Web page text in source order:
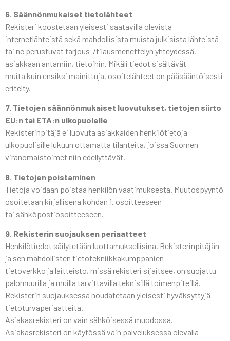
6. Säännönmukaiset tietolähteet
Rekisteri koostetaan yleisesti saatavilla olevista
internetlähteistä sekä mahdollisista muista julkisista lähteistä
tai ne perustuvat tarjous-/tilausmenettelyn yhteydessä,
asiakkaan antamiin, tietoihin. Mikäli tiedot sisältävät
muita kuin ensiksi mainittuja, osoitelähteet on pääsääntöisesti
eritelty.
7. Tietojen säännönmukaiset luovutukset, tietojen siirto
EU:n tai ETA:n ulkopuolelle
Rekisterinpitäjä ei luovuta asiakkaiden henkilötietoja
ulkopuolisille lukuun ottamatta tilanteita, joissa Suomen
viranomaistoimet niin edellyttävät.
8. Tietojen poistaminen
Tietoja voidaan poistaa henkilön vaatimuksesta. Muutospyyntö
osoitetaan kirjallisena kohdan 1. osoitteeseen
tai sähköpostiosoitteeseen.
9. Rekisterin suojauksen periaatteet
Henkilötiedot säilytetään luottamuksellisina. Rekisterinpitäjän
ja sen mahdollisten tietotekniikkakumppanien
tietoverkko ja laitteisto, missä rekisteri sijaitsee, on suojattu
palomuurilla ja muilla tarvittavilla teknisillä toimenpiteillä.
Rekisterin suojauksessa noudatetaan yleisesti hyväksyttyjä
tietoturvaperiaatteita.
Asiakasrekisteri on vain sähköisessä muodossa.
Asiakasrekisteri on käytössä vain palveluksessa olevalla